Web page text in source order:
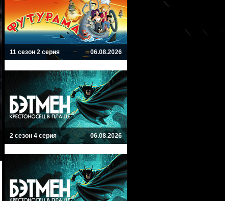
11 сезон 2 серия 06.08.2026
2 сезон 4 серия 06.08.2026